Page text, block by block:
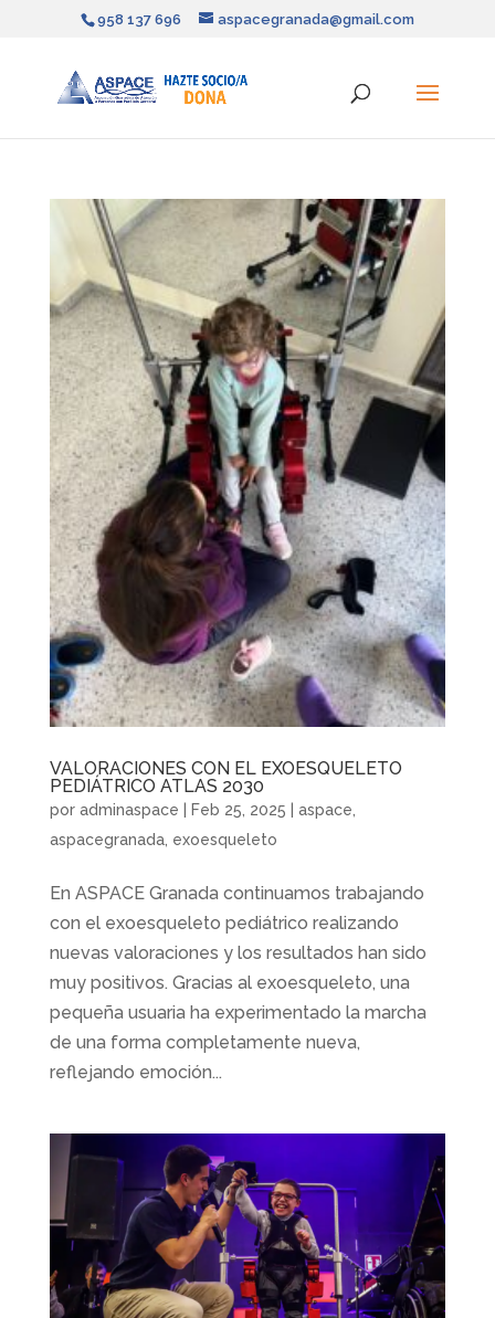
958 137 696 aspacegranada@gmail.com
VALORACIONES CON EL EXOESQUELETO
PEDIÁTRICO ATLAS 2030
por adminaspace Feb 25, 2025 aspace
aspacegranada, exoesqueleto
En ASPACE Granada continuamos trabajando
con el exoesqueleto pediátrico realizando
nuevas valoraciones y los resultados han sido
muy positivos. Gracias al exoesqueleto, una
pequeña usuaria ha experimentado la marcha
de una forma completamente nueva,
reflejando emoción...